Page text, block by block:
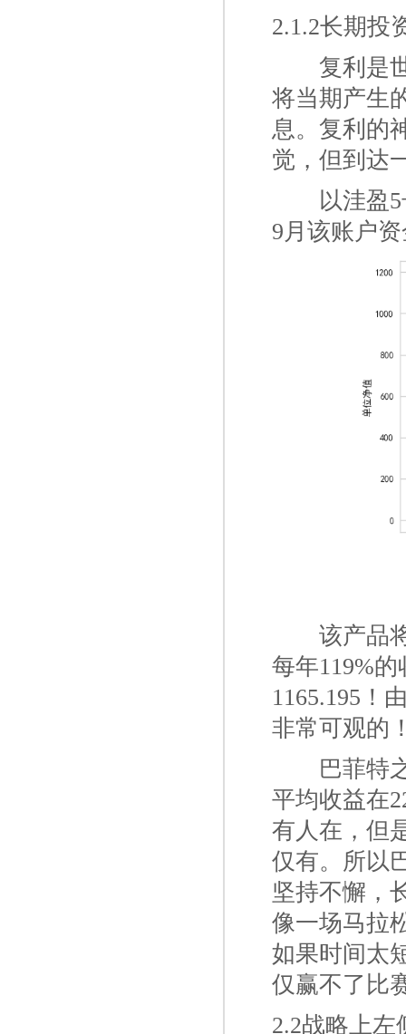
2.1.2长期投
复利是
将当期产生
息。复利的
觉，但到达
以洼盈
9月该账户
该产品
每年119%
1165.195！
非常可观的
巴菲特
平均收益在
有人在，但
仅有。所以
坚持不懈，
像一场马拉
如果时间太
仅赢不了比
2.2战略上